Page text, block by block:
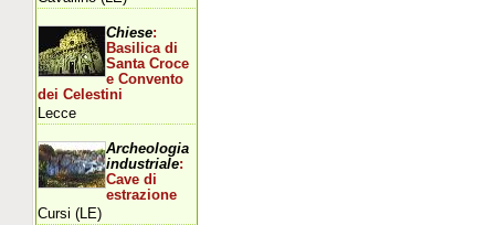
Chiese:
Basilica di
Santa Croce
e Convento
dei Celestini
Lecce
Archeologia
industriale:
Cave di
estrazione
Cursi (LE)